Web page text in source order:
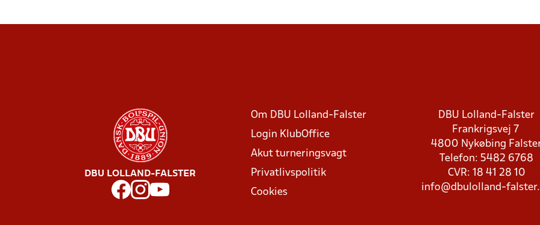
DBU LOLLAND-FALSTER
Om DBU Lolland-Falster
Login KlubOffice
Akut turneringsvagt
Privatlivspolitik
Cookies
DBU Lolland-Falster
Frankrigsvej 7
4800 Nykøbing
Telefon: 5482 6768
CVR: 18 41 28 10
info@dbulolland-